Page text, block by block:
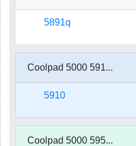
5891q
Coolpad 5000 591...
5910
Coolpad 5000 595...